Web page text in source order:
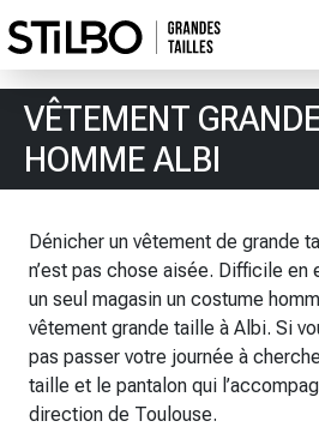
VÊTEMENT
HOMME ALBI
Dénicher un vêtement de grande
n’est pas chose aisée. Difficile en
un seul magasin un costume
vêtement grande taille à Albi. Si
pas passer votre journée à
taille et le pantalon qui
direction de Toulouse.